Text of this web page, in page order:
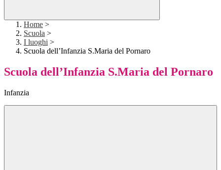
Home >
Scuola >
I luoghi >
Scuola dell’Infanzia S.Maria del Pornaro
Scuola dell’Infanzia S.Maria del Pornaro
Infanzia